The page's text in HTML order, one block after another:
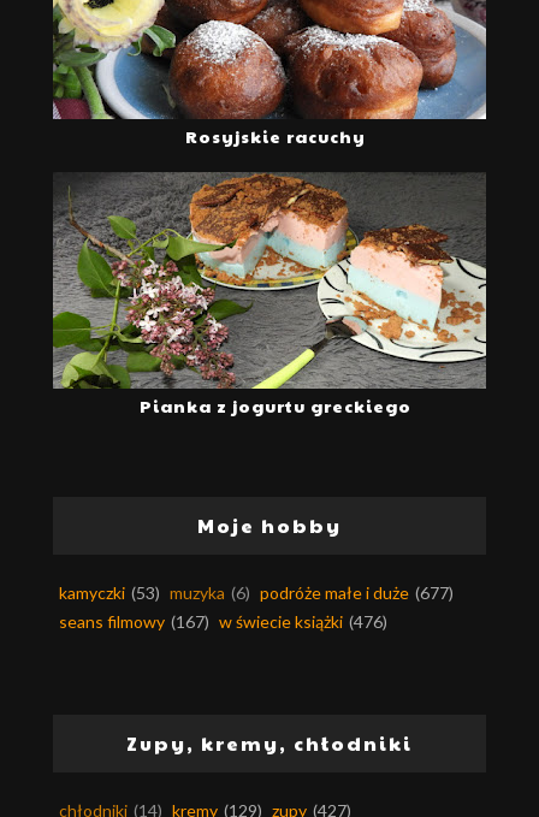
Rosyjskie racuchy
Pianka z jogurtu greckiego
Moje hobby
kamyczki (53) muzyka (6) podróże małe i duże (677)
seans filmowy (167) w świecie książki (476)
Zupy, kremy, chłodniki
chłodniki (14) kremy (129) zupy (427)